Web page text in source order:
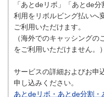
「あとdeリボ」「あとde
利用をリボルビング払いへ
ご利用いただけます。
（海外でのキャッシングの
をご利用いただけません。）
サービスの詳細およびお申
申し込みください。
あとdeリボ・あとde分割